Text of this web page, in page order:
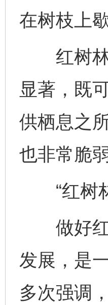
在树枝上
红树林
显著，既
供栖息之
也非常脆
“红树林
做好红
发展，是
多次强调